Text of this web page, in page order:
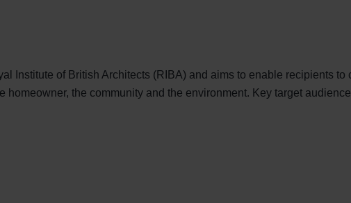
Institute of British Architects (RIBA) and aims to enable recipients to
the community and the environment. Key target